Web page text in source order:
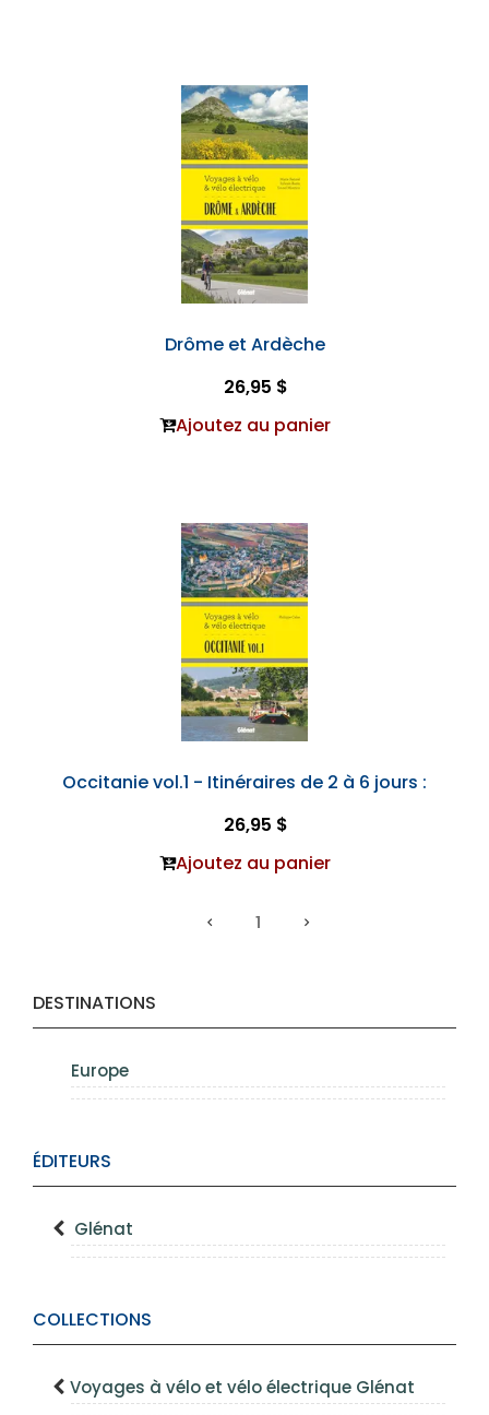
DESTINATIONS
Europe
ÉDITEURS
Glénat
COLLECTIONS
Voyages à vélo et vélo électrique Glénat
Drôme et Ardèche
26,95 $
Ajoutez au panier
Occitanie vol.1 - Itinéraires de 2 à 6 jours :
26,95 $
Ajoutez au panier
1